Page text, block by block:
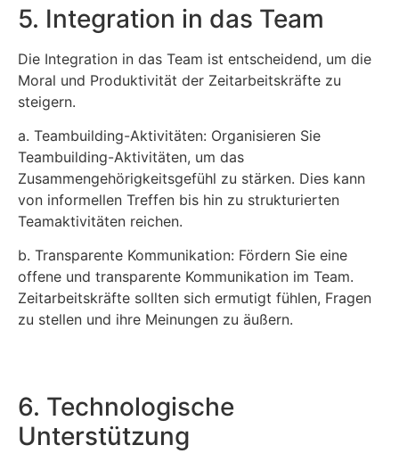
5. Integration in das Team
Die Integration in das Team ist entscheidend, um die
Moral und Produktivität der Zeitarbeitskräfte zu
steigern.
a. Teambuilding-Aktivitäten: Organisieren Sie
Teambuilding-Aktivitäten, um das
Zusammengehörigkeitsgefühl zu stärken. Dies kann
von informellen Treffen bis hin zu strukturierten
Teamaktivitäten reichen.
b. Transparente Kommunikation: Fördern Sie eine
offene und transparente Kommunikation im Team.
Zeitarbeitskräfte sollten sich ermutigt fühlen, Fragen
zu stellen und ihre Meinungen zu äußern.
6. Technologische
Unterstützung